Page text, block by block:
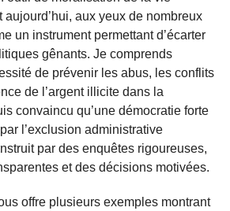
aux yeux de nombreux
un instrument permettant d’écarter
gênants. Je comprends
de prévenir les abus, les conflits
de l’argent illicite dans la
convaincu qu’une démocratie forte
l’exclusion administrative
par des enquêtes rigoureuses,
et des décisions motivées.
offre plusieurs exemples montrant